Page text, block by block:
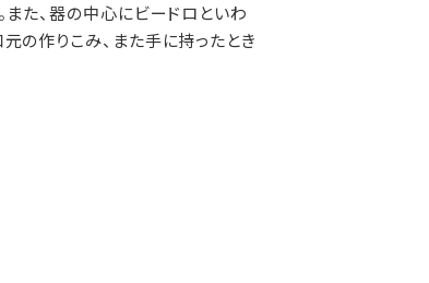
また、器の中心にビードロといわ
の作りこみ、また手に持ったとき